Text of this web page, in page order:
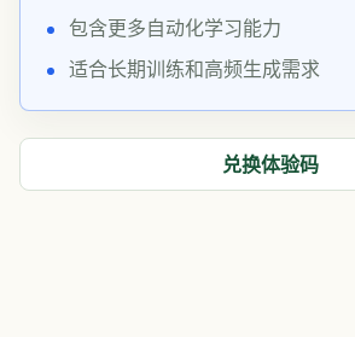
包含更多自动化学习能力
适合长期训练和高频生成需求
兑换体验码